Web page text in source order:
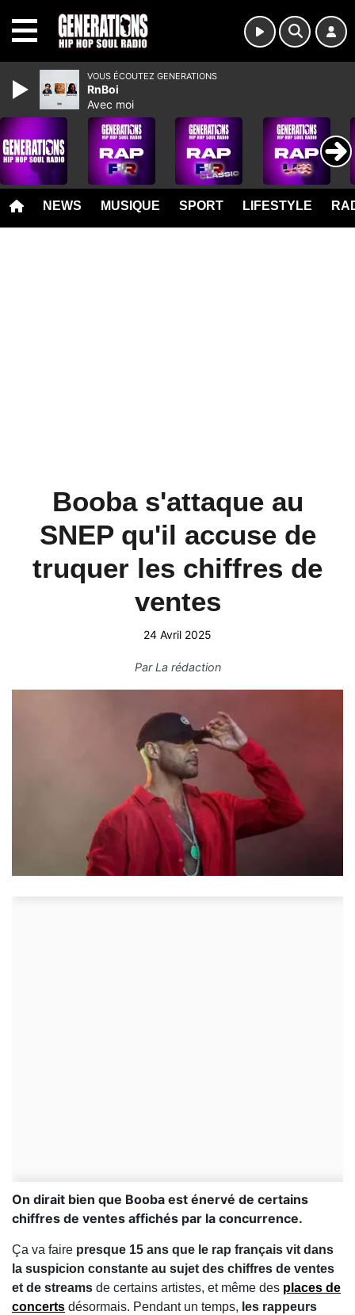
NEWS MUSIQUE SPORT LIFESTYLE
Booba s'attaque au
SNEP qu'il accuse de
truquer les chiffres de
ventes
24 Avril 2025
ParLa rédaction
On dirait bien que Booba est énervé de certains
chiffres de ventes affichés par la concurrence.
Ça va faire presque 15 ans que le rap français vit dans
la suspicion constante au sujet des chiffres de ventes
et de streams de certains artistes, et même des places de
concerts désormais. Pendant un temps, les rappeurs
VOUS ÉCOUTEZ GENERATIONS
RnBoi
Avec moi